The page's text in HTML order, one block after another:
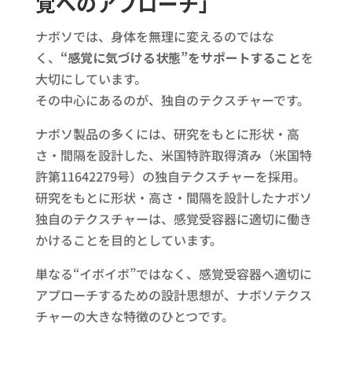
ナボソでは、身体を無理に変えるのではな
く、 “感覚に気づける状態”をサポートすることを
大切にしています。
その中心にあるのが、独自のテクスチャーです。
ナボソ製品の多くには、研究をもとに形状・高
さ・間隔を設計した、米国特許取得済み（米国特
許第11642279号）の独自テクスチャーを採用。
研究をもとに形状・高さ・間隔を設計したナボソ
独自のテクスチャーは、感覚受容器に適切に働き
かけることを目的としています。
単なる“イボイボ”ではなく、感覚受容器へ適切に
アプローチするための設計思想が、ナボソテクス
チャーの大きな特徴のひとつです。